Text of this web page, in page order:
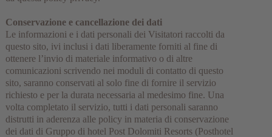
Conservazione e cancellazione dei dati
Le informazioni e i dati personali dei Visitatori raccolti da
questo sito, ivi inclusi i dati liberamente forniti al fine di
ottenere l’invio di materiale informativo o di altre
comunicazioni scrivendo nei moduli di contatto di questo
sito, saranno conservati al solo fine di fornire il servizio
richiesto e per la durata necessaria al medesimo fine. Una
volta completato il servizio, tutti i dati personali saranno
distrutti in aderenza alle policy in materia di conservazione
dei dati di Gruppo di hotel Post Dolomiti Resorts (Posthotel